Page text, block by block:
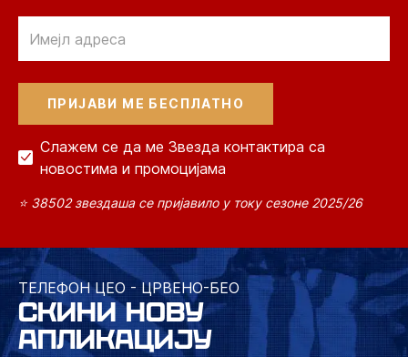
Слажем се да ме Звезда контактира са
новостима и промоцијама
⭐ 38502 звездаша се пријавило у току сезоне 2025/26
ТЕЛЕФОН ЦЕО - ЦРВЕНО-БЕО
СКИНИ НОВУ
АПЛИКАЦИЈУ